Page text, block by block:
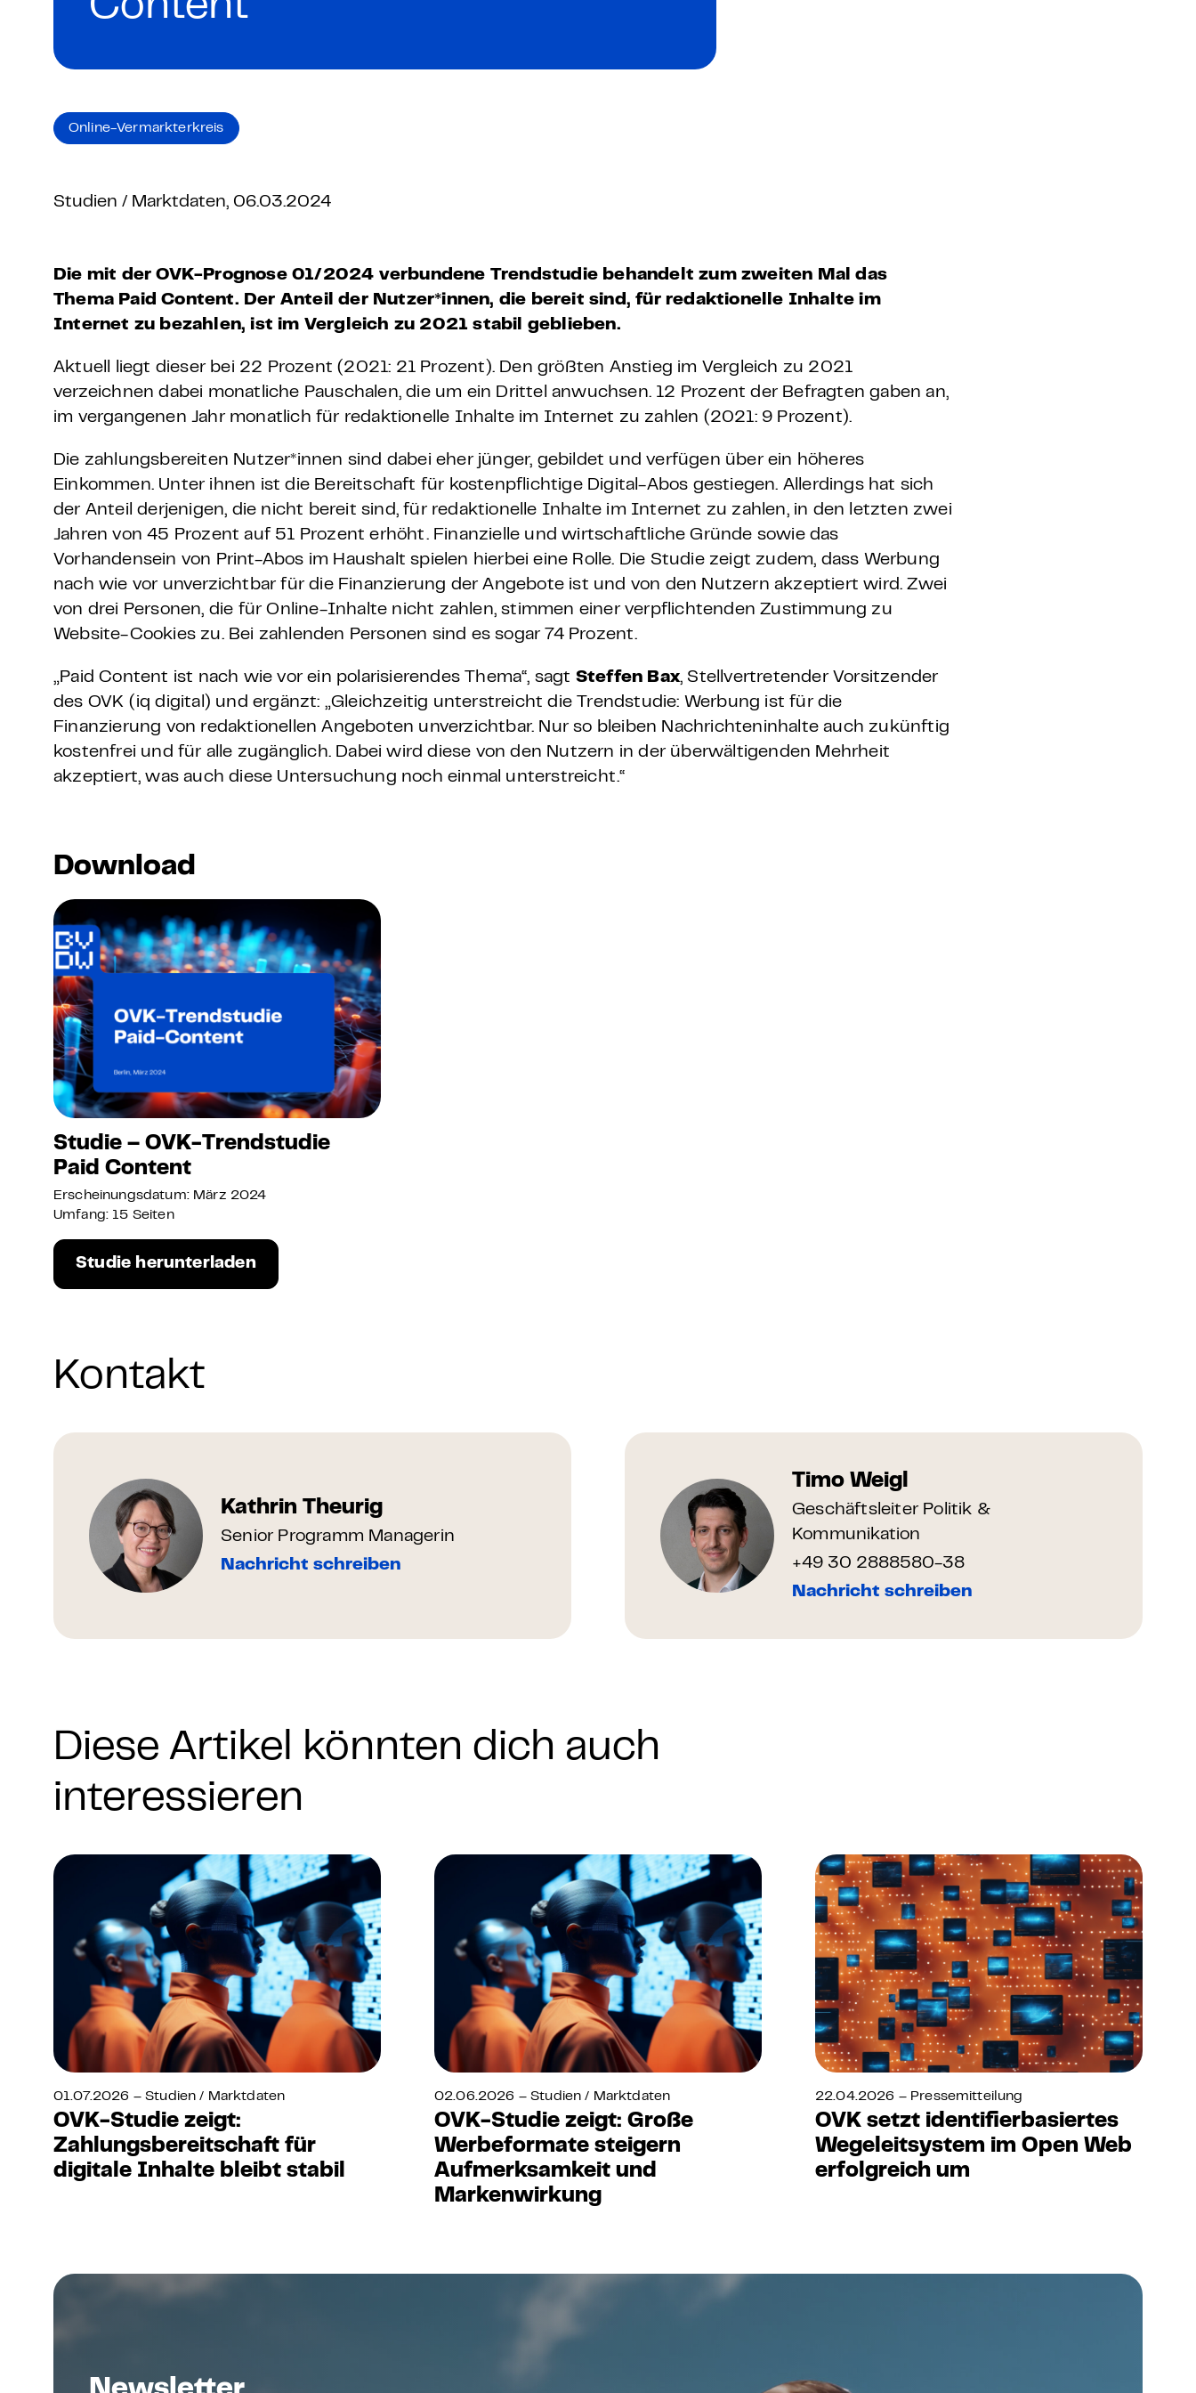
Weitere
Product Design Bootcamp
Content
Online-Vermarkterkreis
Studien / Marktdaten, 06.03.2024
Die mit der OVK-Prognose 01/2024 verbundene Trendstudie behandelt zum zweiten Mal das
Thema Paid Content. Der Anteil der Nutzer*innen, die bereit sind, für redaktionelle Inhalte im
Internet zu bezahlen, ist im Vergleich zu 2021 stabil geblieben.
Aktuell liegt dieser bei 22 Prozent (2021: 21 Prozent). Den größten Anstieg im Vergleich zu 2021
verzeichnen dabei monatliche Pauschalen, die um ein Drittel anwuchsen. 12 Prozent der Befragten gaben an,
im vergangenen Jahr monatlich für redaktionelle Inhalte im Internet zu zahlen (2021: 9 Prozent).
Die zahlungsbereiten Nutzer*innen sind dabei eher jünger, gebildet und verfügen über ein höheres
Einkommen. Unter ihnen ist die Bereitschaft für kostenpflichtige Digital-Abos gestiegen. Allerdings hat sich
der Anteil derjenigen, die nicht bereit sind, für redaktionelle Inhalte im Internet zu zahlen, in den letzten zwei
Jahren von 45 Prozent auf 51 Prozent erhöht. Finanzielle und wirtschaftliche Gründe sowie das
Vorhandensein von Print-Abos im Haushalt spielen hierbei eine Rolle. Die Studie zeigt zudem, dass Werbung
nach wie vor unverzichtbar für die Finanzierung der Angebote ist und von den Nutzern akzeptiert wird. Zwei
von drei Personen, die für Online-Inhalte nicht zahlen, stimmen einer verpflichtenden Zustimmung zu
Website-Cookies zu. Bei zahlenden Personen sind es sogar 74 Prozent.
„Paid Content ist nach wie vor ein polarisierendes Thema“, sagt Steffen Bax, Stellvertretender Vorsitzender
des OVK (iq digital) und ergänzt: „Gleichzeitig unterstreicht die Trendstudie: Werbung ist für die
Finanzierung von redaktionellen Angeboten unverzichtbar. Nur so bleiben Nachrichteninhalte auch zukünftig
kostenfrei und für alle zugänglich. Dabei wird diese von den Nutzern in der überwältigenden Mehrheit
akzeptiert, was auch diese Untersuchung noch einmal unterstreicht.“
Download
Studie – OVK-Trendstudie
Paid Content
Erscheinungsdatum: März 2024
Umfang: 15 Seiten
Studie herunterladen
Kontakt
Kathrin Theurig
Senior Programm Managerin
Nachricht schreiben
Timo Weigl
Geschäftsleiter Politik &
Kommunikation
+49 30 2888580-38
Nachricht schreiben
Diese Artikel könnten dich auch
interessieren
01.07.2026 – Studien / Marktdaten
OVK-Studie zeigt:
Zahlungsbereitschaft für
digitale Inhalte bleibt stabil
02.06.2026 – Studien / Marktdaten
OVK-Studie zeigt: Große
Werbeformate steigern
Aufmerksamkeit und
Markenwirkung
22.04.2026 – Pressemitteilung
OVK setzt identifierbasiertes
Wegeleitsystem im Open Web
erfolgreich um